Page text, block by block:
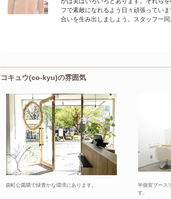
フで素敵になれるよう日々頑張ってい
合いを生み出しましょう。スタッフ一同
コキュウ(co-kyu)の雰囲気
袋町公園隣で緑豊かな環境にあります。
半個室ブース
す。